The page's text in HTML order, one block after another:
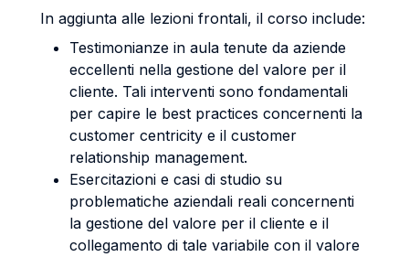
In aggiunta alle lezioni frontali, il corso include:
Testimonianze in aula tenute da aziende
eccellenti nella gestione del valore per il
cliente. Tali interventi sono fondamentali
per capire le best practices concernenti la
customer centricity e il customer
relationship management.
Esercitazioni e casi di studio su
problematiche aziendali reali concernenti
la gestione del valore per il cliente e il
collegamento di tale variabile con il valore